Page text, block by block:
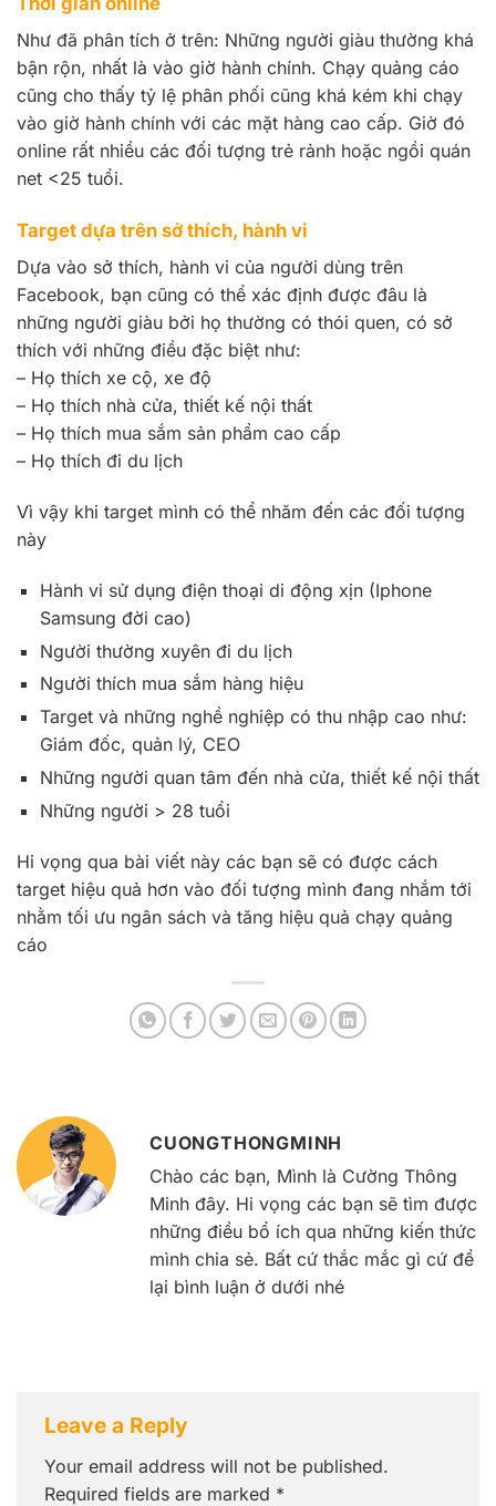
Như đã phân tích ở trên: Những người giàu thường khá
bận rộn, nhất là vào giờ hành chính. Chạy quảng cáo
cũng cho thấy tỷ lệ phân phối cũng khá kém khi chạy
vào giờ hành chính với các mặt hàng cao cấp. Giờ đó
online rất nhiều các đối tượng trẻ rảnh hoặc ngồi quán
net <25 tuổi.
Target dựa trên sở thích, hành vi
Dựa vào sở thích, hành vi của người dùng trên
Facebook, bạn cũng có thể xác định được đâu là
những người giàu bởi họ thường có thói quen, có sở
thích với những điều đặc biệt như:
– Họ thích xe cộ, xe độ
– Họ thích nhà cửa, thiết kế nội thất
– Họ thích mua sắm sản phẩm cao cấp
– Họ thích đi du lịch
Vì vậy khi target mình có thể nhăm đến các đối tượng
này
Hành vi sử dụng điện thoại di động xịn (Iphone
Samsung đời cao)
Người thường xuyên đi du lịch
Người thích mua sắm hàng hiệu
Target và những nghề nghiệp có thu nhập cao như:
Giám đốc, quản lý, CEO
Những người quan tâm đến nhà cửa, thiết kế nội thất
Những người > 28 tuổi
Hi vọng qua bài viết này các bạn sẽ có được cách
target hiệu quả hơn vào đối tượng mình đang nhắm tới
nhằm tối ưu ngân sách và tăng hiệu quả chạy quảng
cáo
CUONGTHONGMINH
Chào các bạn, Mình là Cường Thông
Minh đây. Hi vọng các bạn sẽ tìm được
những điều bổ ích qua những kiến thức
mình chia sẻ. Bất cứ thắc mắc gì cứ để
lại bình luận ở dưới nhé
Leave a Reply
Your email address will not be published.
Required fields are marked *